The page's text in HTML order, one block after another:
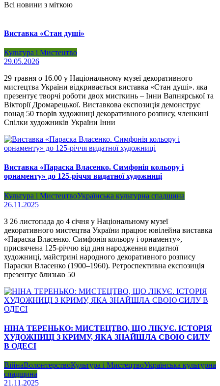
Всі новини з міткою
Виставка «Стан душі»
Культура і Мистецтво
29.05.2026
29 травня о 16.00 у Національному музеї декоративного
мистецтва України відкривається виставка «Стан душі». яка
презентує творчі роботи двох мисткинь – Інни Вапнярської та
Вікторії Дромарецької. Виставкова експозиція демонструє
понад 50 творів художниці декоративного розпису, членкині
Спілки художників України Інни
Виставка «Параска Власенко. Симфонія кольору і
орнаменту» до 125-річчя видатної художниці
Культура і МистецтвоУкраїнська культурна спадщина
26.11.2025
З 26 листопада до 4 січня у Національному музеї
декоративного мистецтва України працює ювілейна виставка
«Параска Власенко. Симфонія кольору і орнаменту»,
присвячена 125-річчю від дня народження видатної
художниці, майстрині народного декоративного розпису
Параски Власенко (1900–1960). Ретроспективна експозиція
презентує близько 50
НІНА ТЕРЕНЬКО: МИСТЕЦТВО, ЩО ЛІКУЄ. ІСТОРІЯ
ХУДОЖНИЦІ З КРИМУ, ЯКА ЗНАЙШЛА СВОЮ СИЛУ
В ОДЕСІ
ВійнаВолонтерствоКультура і МистецтвоУкраїнська культурна
спадщина
21.11.2025